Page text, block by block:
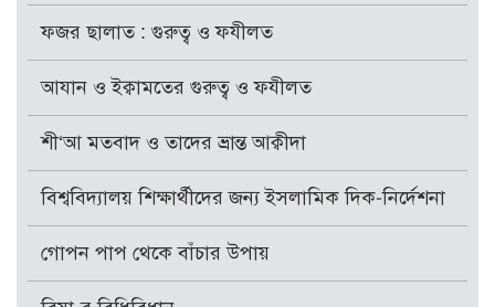
ফজর ছালাত : গুরুত্ব ও ফযীলত
আযান ও ইক্বামতের গুরুত্ব ও ফযীলত
শী‘আ মতবাদ ও তাদের ভ্রান্ত আক্বীদা
বিশ্ববিদ্যালয় শিক্ষার্থীদের জন্য ইসলামিক দিক-নির্দেশনা
গোপন পাপ থেকে বাঁচার উপায়